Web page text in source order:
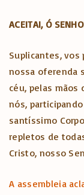
ACEITAI, Ó
Suplicantes,
nossa oferenda
céu, pelas mãos
nós,
santíssimo
repletos de
Cristo, nosso
A assembleia